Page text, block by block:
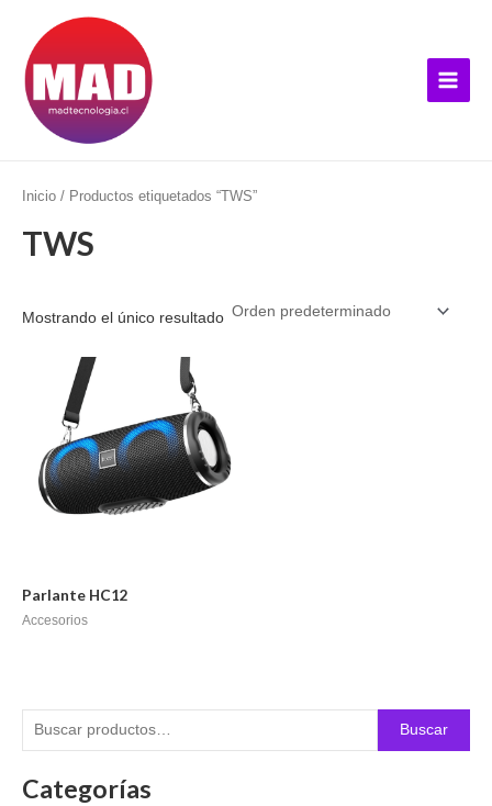
contenido
Menu
s
c
p
Buscar
Categorías
Inicio / Productos etiquetados “TWS”
TWS
Mostrando el único resultado
Parlante HC12
Accesorios